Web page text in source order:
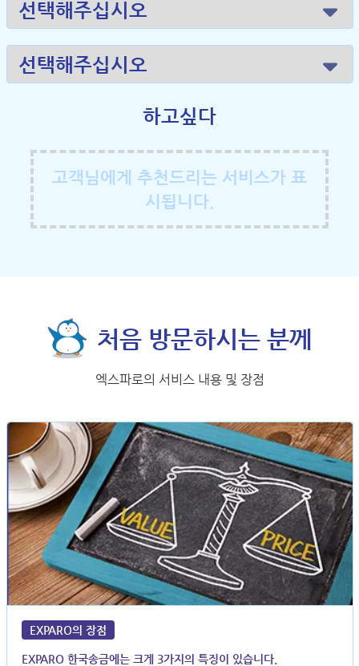
하고싶다
고객님에게 추천드리는 서비스가 표
시됩니다.
처음 방문하시는 분께
엑스파로의 서비스 내용 및 장점
EXPARO의 장점
EXPARO 한국송금에는 크게 3가지의 특징이 있습니다.